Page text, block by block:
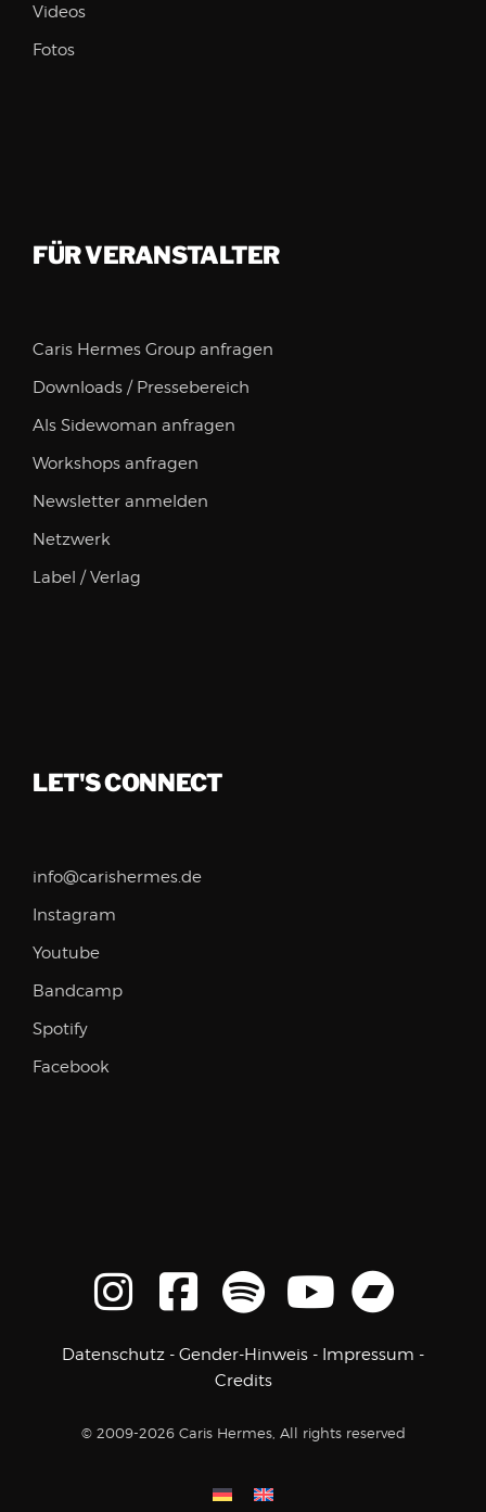
Videos
Fotos
FÜR VERANSTALTER
Caris Hermes Group anfragen
Downloads / Pressebereich
Als Sidewoman anfragen
Workshops anfragen
Newsletter anmelden
Netzwerk
Label / Verlag
LET'S CONNECT
info@carishermes.de
Instagram
Youtube
Bandcamp
Spotify
Facebook
Datenschutz - Gender-Hinweis - Impressum -
Credits
© 2009-2026 Caris Hermes, All rights reserved